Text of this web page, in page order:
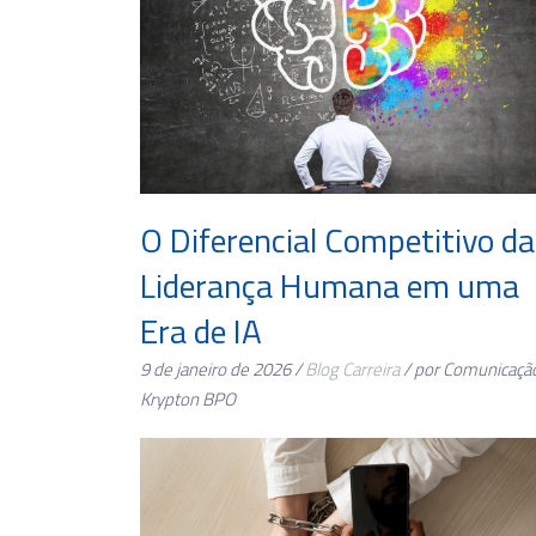
O Diferencial Competitivo da
Liderança Humana em uma
Era de IA
9 de janeiro de 2026 /Blog Carreira/ por
Krypton BPO